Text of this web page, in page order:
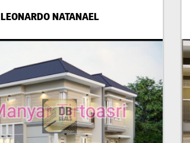
LEONARDO NATANAEL